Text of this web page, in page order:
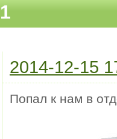
2014-12-15
Попал к нам в